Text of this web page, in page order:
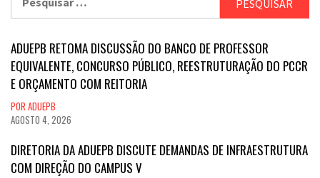
ADUEPB RETOMA DISCUSSÃO DO BANCO DE PROFESSOR
EQUIVALENTE, CONCURSO PÚBLICO, REESTRUTURAÇÃO DO PCCR
E ORÇAMENTO COM REITORIA
POR ADUEPB
AGOSTO 4, 2026
DIRETORIA DA ADUEPB DISCUTE DEMANDAS DE INFRAESTRUTURA
COM DIREÇÃO DO CAMPUS V